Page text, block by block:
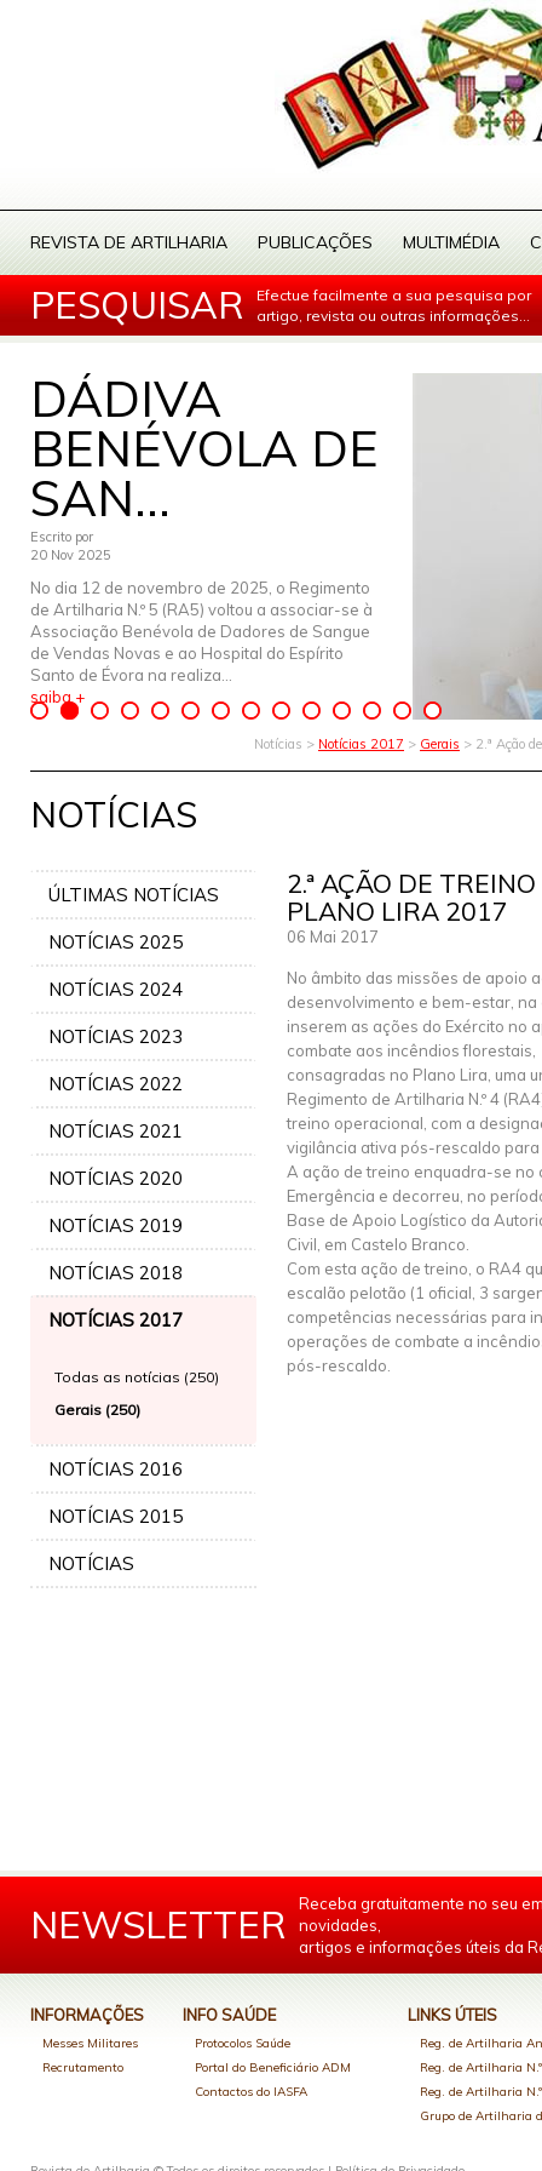
REVISTA DE ARTILHARIA PUBLICAÇÕES MULTIMÉDIA
PESQUISAR
Efectue facilmente a sua pesquisa por
artigo, revista ou outras informações...
DÁDIVA
BENÉVOLA DE
SAN...
Escrito por
20 Nov 2025
No dia 12 de novembro de 2025, o Regimento
de Artilharia N.º 5 (RA5) voltou a associar-se à
Associação Benévola de Dadores de Sangue
de Vendas Novas e ao Hospital do Espírito
Santo de Évora na realiza...
saiba +
Notícias > Notícias 2017 > Gerais > 2.ª Ação
NOTÍCIAS
ÚLTIMAS NOTÍCIAS
NOTÍCIAS 2025
NOTÍCIAS 2024
NOTÍCIAS 2023
NOTÍCIAS 2022
NOTÍCIAS 2021
NOTÍCIAS 2020
NOTÍCIAS 2019
NOTÍCIAS 2018
NOTÍCIAS 2017
Todas as notícias (250)
Gerais (250)
NOTÍCIAS 2016
NOTÍCIAS 2015
NOTÍCIAS
2.ª AÇÃO DE
PLANO LIRA 2017
06 Mai 2017
No âmbito das missões de apoio
desenvolvimento e bem-estar, na
inserem as ações do Exército no
combate aos incêndios florestais,
consagradas no Plano Lira, uma
Regimento de Artilharia N.º 4
treino operacional, com a
vigilância ativa pós-rescaldo para
A ação de treino enquadra-se no
Emergência e decorreu, no
Base de Apoio Logístico da
Civil, em Castelo Branco.
Com esta ação de treino, o RA4
escalão pelotão (1 oficial, 3
competências necessárias para
operações de combate a
pós-rescaldo.
NEWSLETTER
Receba gratuitamente no seu
novidades,
artigos e informações úteis da
INFORMAÇÕES
Messes Militares
Recrutamento
INFO SAÚDE
Protocolos Saúde
Portal do Beneficiário ADM
Contactos do IASFA
LINKS ÚTEIS
Reg. de Artilharia
Reg. de Artilharia
Reg. de Artilharia
Grupo de Artilharia